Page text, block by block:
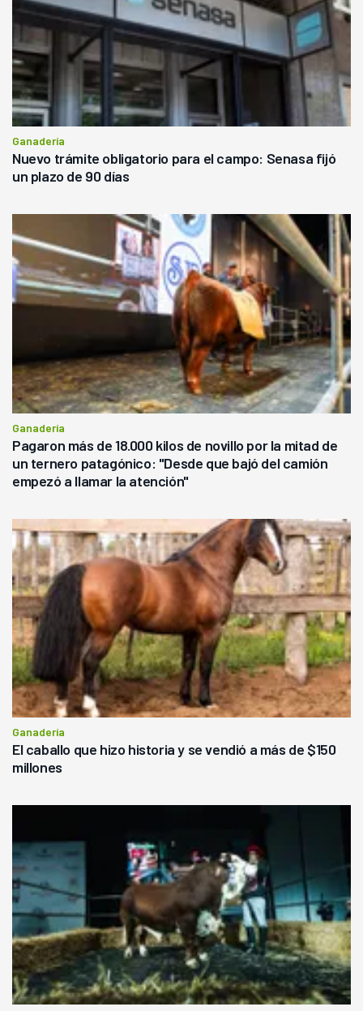
Ganadería
Nuevo trámite obligatorio para el campo: Senasa fijó
un plazo de 90 días
Ganadería
Pagaron más de 18.000 kilos de novillo por la mitad de
un ternero patagónico: "Desde que bajó del camión
empezó a llamar la atención"
Ganadería
El caballo que hizo historia y se vendió a más de $150
millones